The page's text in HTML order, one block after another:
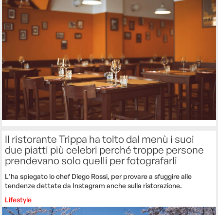
Il ristorante Trippa ha tolto dal menù i suoi
due piatti più celebri perché troppe persone
prendevano solo quelli per fotografarli
L'ha spiegato lo chef Diego Rossi, per provare a sfuggire alle
tendenze dettate da Instagram anche sulla ristorazione.
Lifestyle